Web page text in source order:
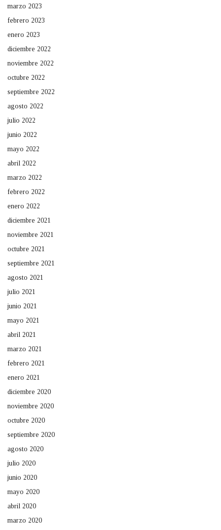
marzo 2023
febrero 2023
enero 2023
diciembre 2022
noviembre 2022
octubre 2022
septiembre 2022
agosto 2022
julio 2022
junio 2022
mayo 2022
abril 2022
marzo 2022
febrero 2022
enero 2022
diciembre 2021
noviembre 2021
octubre 2021
septiembre 2021
agosto 2021
julio 2021
junio 2021
mayo 2021
abril 2021
marzo 2021
febrero 2021
enero 2021
diciembre 2020
noviembre 2020
octubre 2020
septiembre 2020
agosto 2020
julio 2020
junio 2020
mayo 2020
abril 2020
marzo 2020